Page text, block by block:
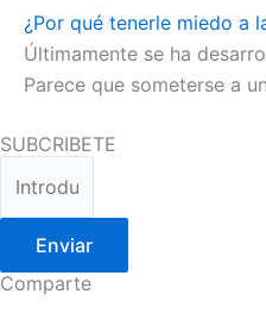
¿Por qué tenerle miedo a
Últimamente se ha
Parece que someterse a
SUBCRIBETE
Enviar
Comparte